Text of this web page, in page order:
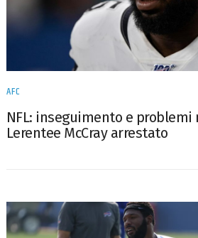
AFC
NFL: inseguimento e problemi
Lerentee McCray arrestato